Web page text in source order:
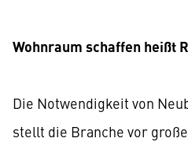
Wohnraum schaffen heißt
Die Notwendigkeit von
stellt die Branche vor